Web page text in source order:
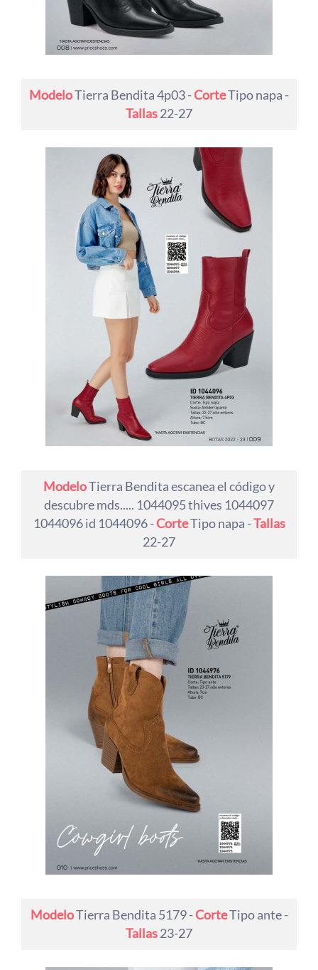
ModeloTierra Bendita 4p03 -CorteTipo napa -
Tallas22-27
ModeloTierra Bendita escanea el código y
descubre mds..... 1044095 thives 1044097
1044096 id 1044096 -CorteTipo napa -Tallas
22-27
ModeloTierra Bendita 5179 -CorteTipo ante -
Tallas23-27